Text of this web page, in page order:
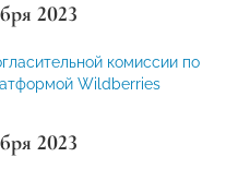
2023
комиссии по
Wildberries
2023